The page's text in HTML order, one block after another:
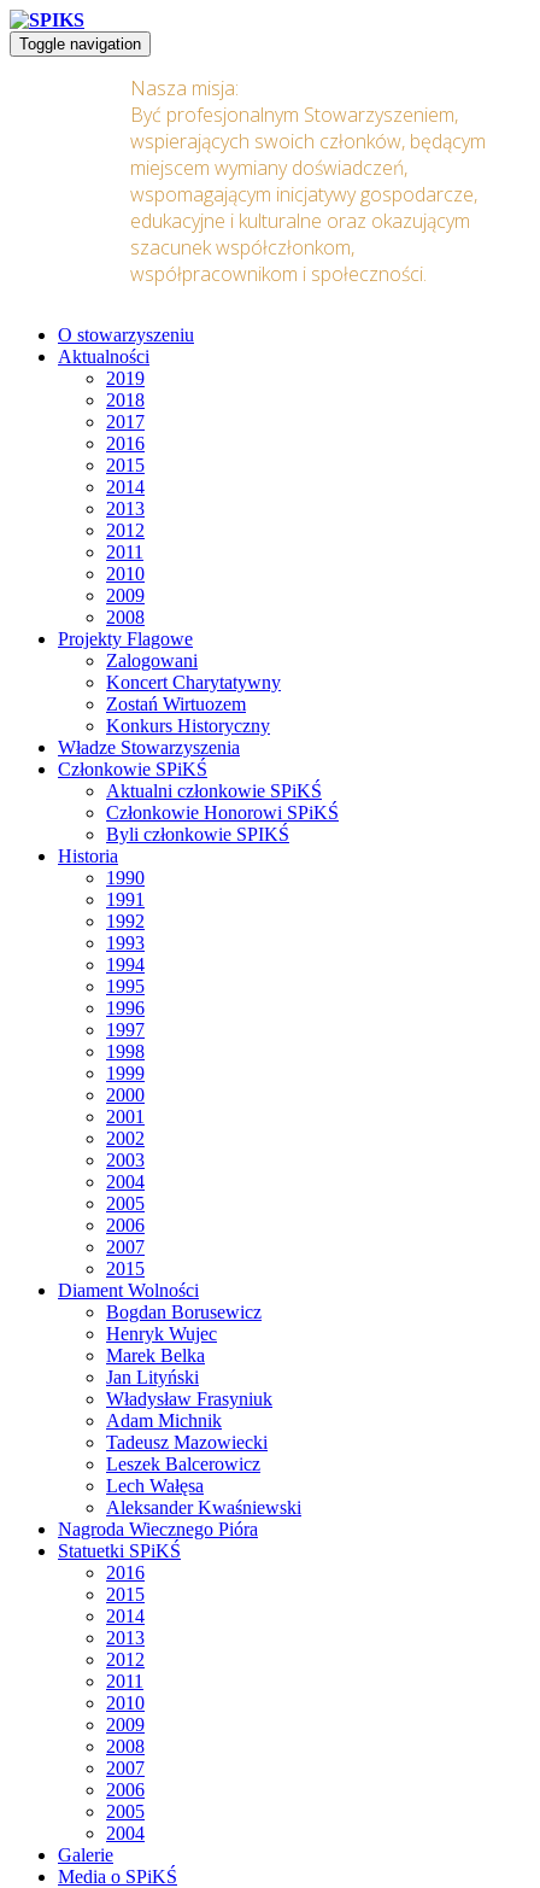
Toggle navigation
Nasza misja:
Być profesjonalnym Stowarzyszeniem,
wspierających swoich członków, będącym
miejscem wymiany doświadczeń,
wspomagającym inicjatywy gospodarcze,
edukacyjne i kulturalne oraz okazującym
szacunek współczłonkom,
współpracownikom i społeczności.
O stowarzyszeniu
Aktualności
2019
2018
2017
2016
2015
2014
2013
2012
2011
2010
2009
2008
Projekty Flagowe
Zalogowani
Koncert Charytatywny
Zostań Wirtuozem
Konkurs Historyczny
Władze Stowarzyszenia
Członkowie SPiKŚ
Aktualni członkowie SPiKŚ
Członkowie Honorowi SPiKŚ
Byli członkowie SPIKŚ
Historia
1990
1991
1992
1993
1994
1995
1996
1997
1998
1999
2000
2001
2002
2003
2004
2005
2006
2007
2015
Diament Wolności
Bogdan Borusewicz
Henryk Wujec
Marek Belka
Jan Lityński
Władysław Frasyniuk
Adam Michnik
Tadeusz Mazowiecki
Leszek Balcerowicz
Lech Wałęsa
Aleksander Kwaśniewski
Nagroda Wiecznego Pióra
Statuetki SPiKŚ
2016
2015
2014
2013
2012
2011
2010
2009
2008
2007
2006
2005
2004
Galerie
Media o SPiKŚ